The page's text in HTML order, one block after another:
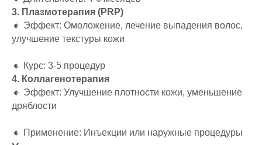
3. Плазмотерапия (PRP)
🔸 Эффект: Омоложение, лечение выпадения волос,
улучшение текстуры кожи
🔸 Курс: 3-5 процедур
4. Коллагенотерапия
🔸 Эффект: Улучшение плотности кожи, уменьшение
дряблости
🔸 Применение: Инъекции или наружные процедуры